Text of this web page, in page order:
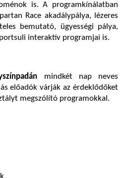
is. A programkínálatban
Race akadálypálya, lézeres
bemutató, ügyességi pálya,
interaktív programjai is.
mindkét nap neves
előadók várják az érdeklődőket
megszólító programokkal.